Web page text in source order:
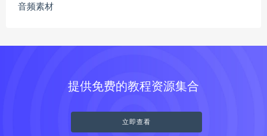
音频素材
提供免费的教程资源集合
立即查看